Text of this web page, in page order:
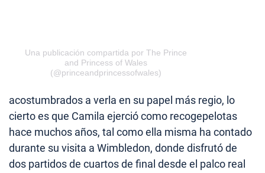
Una publicación compartida por The Prince
and Princess of Wales
(@princeandprincessofwales)
acostumbrados a verla en su papel más regio, lo
cierto es que Camila ejerció como recogepelotas
hace muchos años, tal como ella misma ha contado
durante su visita a Wimbledon, donde disfrutó de
dos partidos de cuartos de final desde el palco real